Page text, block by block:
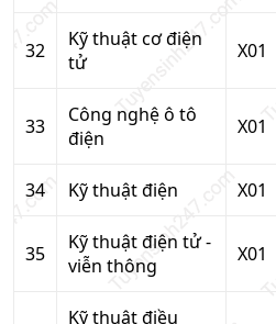
32
Kỹ thuật cơ điện
tử
X01
33
Công nghệ ô tô
điện
X01
34 Kỹ thuật điện X01
35
Kỹ thuật điện tử -
viễn thông
X01
Kỹ thuật điều